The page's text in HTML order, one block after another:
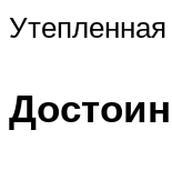
Утепленная